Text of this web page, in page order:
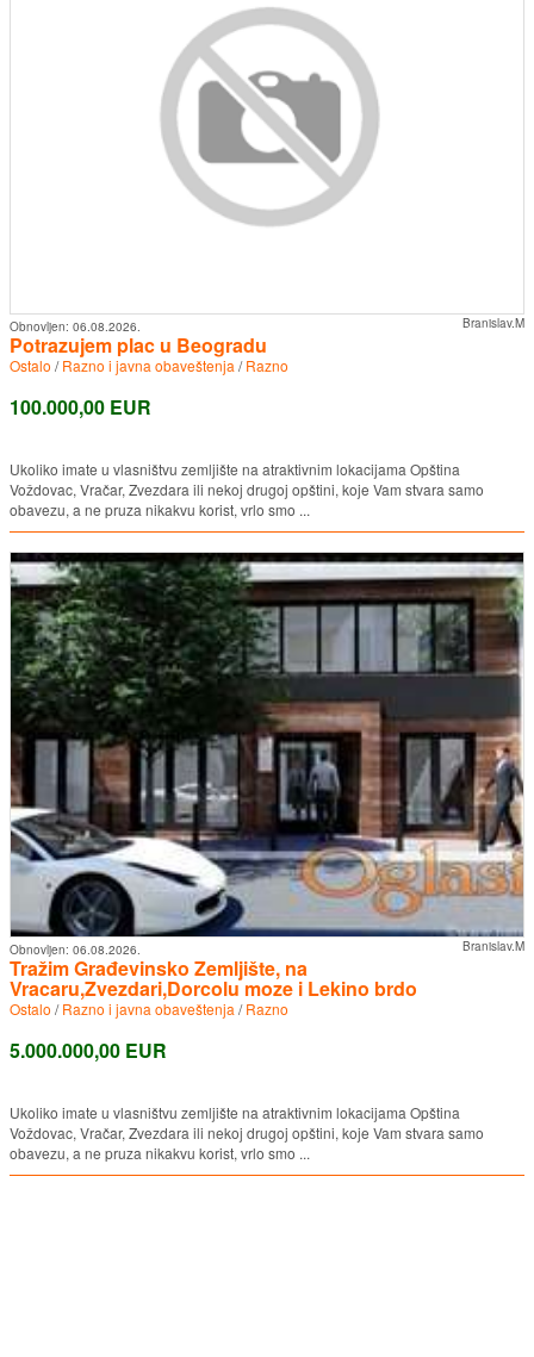
Branislav.M
Obnovljen: 06.08.2026.
Potrazujem plac u Beogradu
Ostalo /Razno i javna obaveštenja /Razno
100.000,00 EUR
Ukoliko imate u vlasništvu zemljište na atraktivnim lokacijama Opština
Voždovac, Vračar, Zvezdara ili nekoj drugoj opštini, koje Vam stvara samo
obavezu, a ne pruza nikakvu korist, vrlo smo ...
Branislav.M
Obnovljen: 06.08.2026.
Tražim Građevinsko Zemljište, na
Vracaru,Zvezdari,Dorcolu moze i Lekino brdo
Ostalo /Razno i javna obaveštenja /Razno
5.000.000,00 EUR
Ukoliko imate u vlasništvu zemljište na atraktivnim lokacijama Opština
Voždovac, Vračar, Zvezdara ili nekoj drugoj opštini, koje Vam stvara samo
obavezu, a ne pruza nikakvu korist, vrlo smo ...